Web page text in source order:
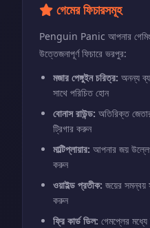
গেমের ফিচারসমূহ
Penguin Panic আপনার গেমিং
উত্তেজনাপূর্ণ ফিচারে ভরপুর:
মজার পেঙ্গুইন চরিত্র: অনন্য
সাথে পরিচিত হোন
বোনাস রাউন্ড: অতিরিক্ত
ট্রিগার করুন
মাল্টিপ্লায়ার: আপনার জয়
করুন
ওয়াইল্ড প্রতীক: জয়ের সমন্বয়
করুন
ফ্রি কার্ড ডিল: গেমপ্লের